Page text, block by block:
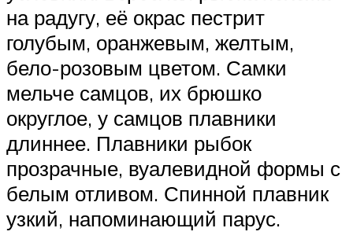
на радугу, её окрас пестрит
голубым, оранжевым, желтым,
бело-розовым цветом. Самки
мельче самцов, их брюшко
округлое, у самцов плавники
длиннее. Плавники рыбок
прозрачные, вуалевидной формы с
белым отливом. Спинной плавник
узкий, напоминающий парус.